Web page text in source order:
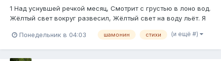
1 Над уснувшей речкой месяц, Смотрит с грустью в лоно вод.
Жёлтый свет вокруг развесил, Жёлтый свет на воду льёт. Я
просторе, Спелым воздухом дышу. Припев: И поёт родни...
Понедельник в 04:03 шамонин стихи (и ещё #)